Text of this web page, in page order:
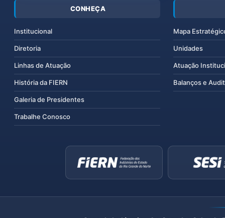
CONHEÇA
Institucional
Diretoria
Linhas de Atuação
História da FIERN
Galeria de Presidentes
Trabalhe Conosco
Mapa
Unidades
Atuação
Balanços e